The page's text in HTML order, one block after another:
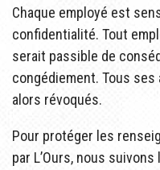
Chaque employé est
confidentialité. Tout
serait passible de
congédiement. Tous
alors révoqués.
Pour protéger les
par L’Ours, nous